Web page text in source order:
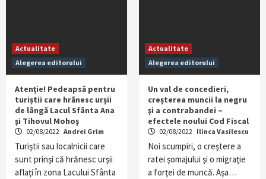
Actualitate
Alegerea editorului
Atenție! Pedeapsă pentru
turiștii care hrănesc urșii
de lângă Lacul Sfânta Ana
şi Tihovul Mohoş
02/08/2022 Andrei Grim
Turiştii sau localnicii care
sunt prinşi că hrănesc urşii
aflaţi în zona Lacului Sfânta
Actualitate
Alegerea editorului
Un val de concedieri,
creșterea muncii la negru
şi a contrabandei –
efectele noului Cod Fiscal
02/08/2022 Ilinca Vasilescu
Noi scumpiri, o creştere a
ratei şomajului şi o migraţie
a forţei de muncă. Aşa…